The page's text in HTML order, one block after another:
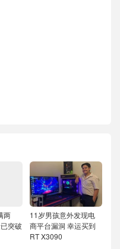
两
突破
11岁男孩意外发现电
商平台漏洞 幸运买到
RT X3090